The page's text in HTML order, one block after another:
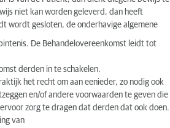
niet kan worden geleverd, dan heeft
wordt gesloten, de onderhavige algemene
De Behandelovereenkomst leidt tot
derden in te schakelen.
het recht om aan eenieder, zo nodig ook
en/of andere voorwaarden te geven die
zorg te dragen dat derden dat ook doen.
van